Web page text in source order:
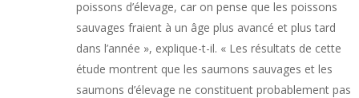
poissons d’élevage, car on pense que les poissons
sauvages fraient à un âge plus avancé et plus tard
dans l’année », explique-t-il. « Les résultats de cette
étude montrent que les saumons sauvages et les
saumons d’élevage ne constituent probablement pas